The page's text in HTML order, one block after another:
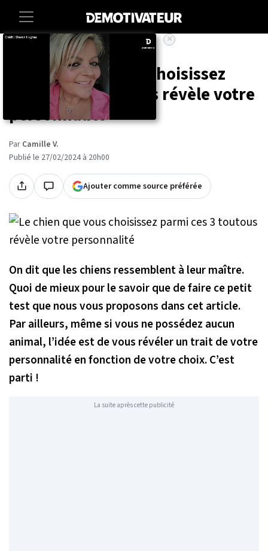
Lifestyle
Le chien que vous choisissez
parmi ces 3 toutous révèle votre
personnalité
Par Camille V.
Publié le 27/02/2024 à 20h00
Ajouter comme source préférée
On dit que les chiens ressemblent à leur maître.
Quoi de mieux pour le savoir que de faire ce petit
test que nous vous proposons dans cet article.
Par ailleurs, même si vous ne possédez aucun
animal, l’idée est de vous révéler un trait de votre
personnalité en fonction de votre choix. C’est
parti !
La suite après cette publicité
×